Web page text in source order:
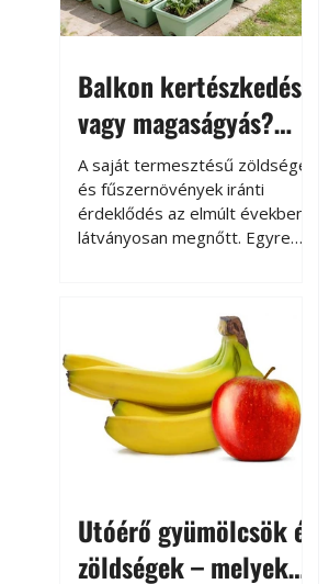
Balkon kertészkedés
vagy magaságyás?
Helytakarékos
kertészkedés
A saját termesztésű zöldségek
és fűszernövények iránti
érdeklődés az elmúlt években
látványosan megnőtt. Egyre
kertészkedés sokak számára
kikapcsolódást és feltöltődést
is jelent.
Utóérő gyümölcsök és
zöldségek – melyek